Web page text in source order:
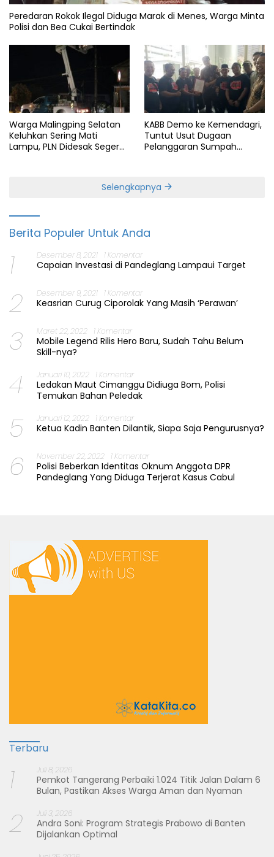
Peredaran Rokok Ilegal Diduga Marak di Menes, Warga Minta
Polisi dan Bea Cukai Bertindak
Warga Malingping Selatan
Keluhkan Sering Mati
Lampu, PLN Didesak Segera
KABB Demo ke Kemendagri,
Tuntut Usut Dugaan
Pelanggaran Sumpah
Selengkapnya
Berita Populer Untuk Anda
1 Desember 8, 2021 1 Komentar
Capaian Investasi di Pandeglang Lampaui Target
2 Desember 9, 2021 1 Komentar
Keasrian Curug Ciporolak Yang Masih ‘Perawan’
3 Maret 22, 2022 1 Komentar
Mobile Legend Rilis Hero Baru, Sudah Tahu Belum
Skill-nya?
4 Januari 10, 2022 1 Komentar
Ledakan Maut Cimanggu Didiuga Bom, Polisi
Temukan Bahan Peledak
5 Januari 12, 2022 1 Komentar
Ketua Kadin Banten Dilantik, Siapa Saja Pengurusnya?
6 November 22, 2022 1 Komentar
Polisi Beberkan Identitas Oknum Anggota DPR
Pandeglang Yang Diduga Terjerat Kasus Cabul
Terbaru
1 Juli 8, 2026
Pemkot Tangerang Perbaiki 1.024 Titik Jalan Dalam 6
Bulan, Pastikan Akses Warga Aman dan Nyaman
2 Juli 3, 2026
Andra Soni: Program Strategis Prabowo di Banten
Dijalankan Optimal